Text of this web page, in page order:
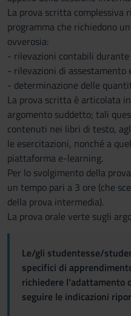
La prova scritta complessiva
programma che richiedono
ovverosia:
- rilevazioni contabili
- rilevazioni di
- determinazione delle
La prova scritta è articolata
argomento suddetto; tali
contenuti nei libri di testo,
le esercitazioni, nonché a
piattaforma e-learning.
Per lo svolgimento della
un tempo pari a 3 ore (che
della prova intermedia).
La prova orale verte sugli
Le/gli studentesse/
specifici di
richiedere l'adattamento
seguire le indicazioni